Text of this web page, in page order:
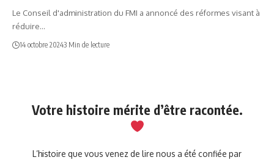
Le Conseil d'administration du FMI a annoncé des réformes visant à
réduire…
14 octobre 20243 Min de lecture
Votre histoire mérite d’être racontée.
L’histoire que vous venez de lire nous a été confiée par